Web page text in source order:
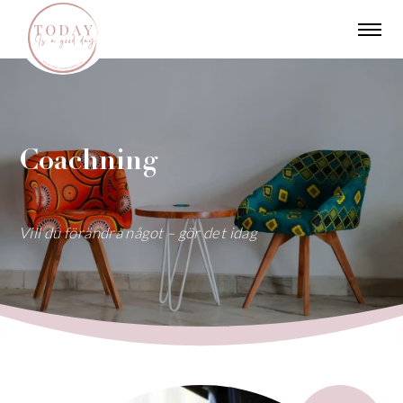
Coachning
Vill du förändra något – gör det idag